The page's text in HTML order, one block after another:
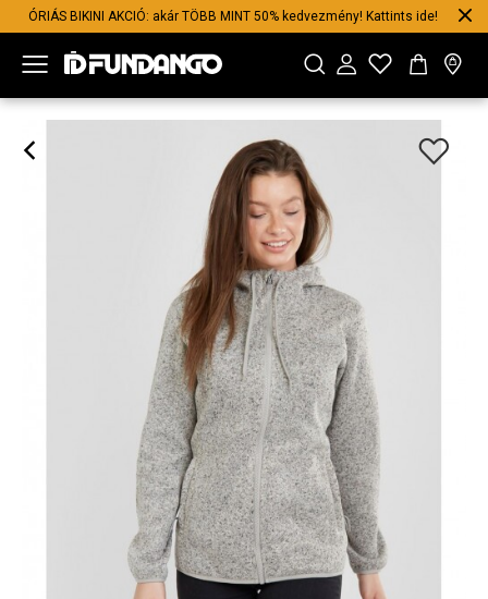
ÓRIÁS BIKINI AKCIÓ: akár TÖBB MINT 50% kedvezmény! Kattints ide!